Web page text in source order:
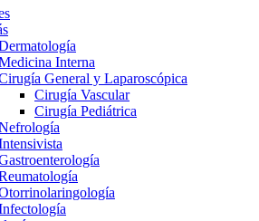
Interna
General y Laparoscópica
Cirugía Vascular
Cirugía Pediátrica